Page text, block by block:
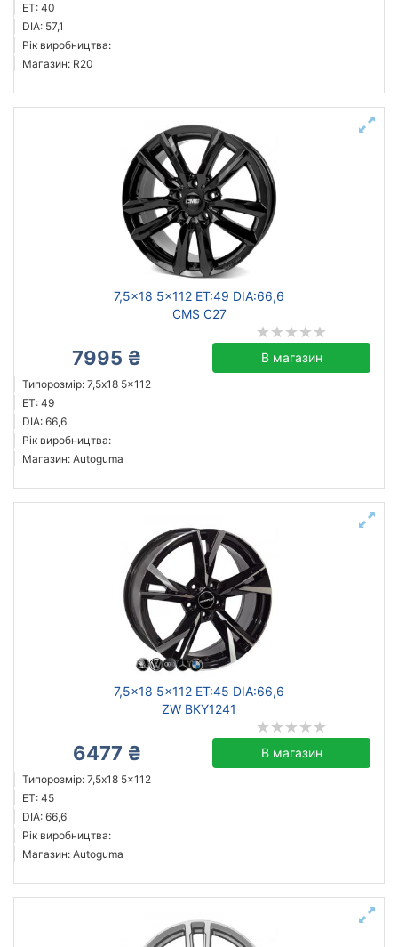
ET: 40
DIA: 57,1
Рік виробництва:
Магазин: R20
7,5x18 5x112 ET:49 DIA:66,6
CMS C27
7995 ₴ В магазин
Типорозмір: 7,5x18 5x112
ET: 49
DIA: 66,6
Рік виробництва:
Магазин: Autoguma
7,5x18 5x112 ET:45 DIA:66,6
ZW BKY1241
6477 ₴ В магазин
Типорозмір: 7,5x18 5x112
ET: 45
DIA: 66,6
Рік виробництва:
Магазин: Autoguma